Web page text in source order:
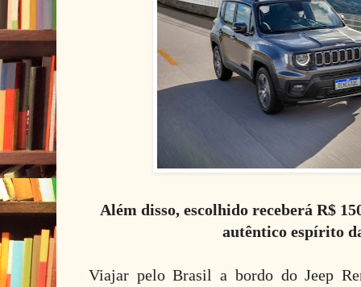
Além disso, escolhido receberá R$
autêntico espírito
Viajar pelo Brasil a bordo do Jeep